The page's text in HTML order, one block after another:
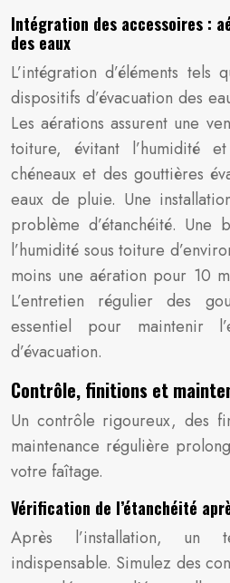
Intégration des accessoires :
des eaux
L’intégration d’éléments
dispositifs d’évacuation des
Les aérations assurent une
toiture, évitant l’humidité
chéneaux et des gouttières
eaux de pluie. Une
problème d’étanchéité. Une
l’humidité sous toiture
moins une aération pour 10
L’entretien régulier des
essentiel pour maintenir
d’évacuation.
Contrôle, finitions et
Un contrôle rigoureux, des
maintenance régulière
votre faîtage.
Vérification de l’étanchéité
Après l’installation, un
indispensable. Simulez des